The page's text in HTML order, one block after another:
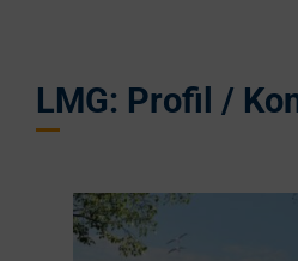
LMG: Profil /